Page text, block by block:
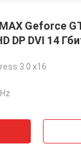
Geforce
DP DVI 14
3.0 x16